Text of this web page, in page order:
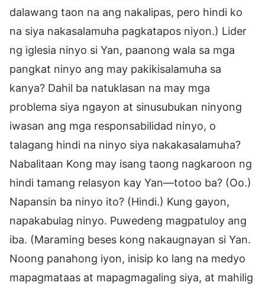
dalawang taon na ang nakalipas, pero hindi ko
na siya nakasalamuha pagkatapos niyon.) Lider
ng iglesia ninyo si Yan, paanong wala sa mga
pangkat ninyo ang may pakikisalamuha sa
kanya? Dahil ba natuklasan na may mga
problema siya ngayon at sinusubukan ninyong
iwasan ang mga responsabilidad ninyo, o
talagang hindi na ninyo siya nakakasalamuha?
Nabalitaan Kong may isang taong nagkaroon ng
hindi tamang relasyon kay Yan—totoo ba? (Oo.)
Napansin ba ninyo ito? (Hindi.) Kung gayon,
napakabulag ninyo. Puwedeng magpatuloy ang
iba. (Maraming beses kong nakaugnayan si Yan.
Noong panahong iyon, inisip ko lang na medyo
mapagmataas at mapagmagaling siya, at mahilig